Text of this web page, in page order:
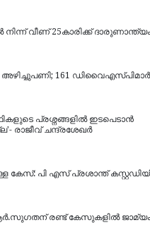
വീണ് 25കാരിക്ക് ദാരുണാന്ത്യം
161 ഡിവൈഎസ്പിമാര്‍ക്ക്
പ്രശ്നങ്ങളിൽ ഇടപെടാൻ
രാജീവ് ചന്ദ്രശേഖർ
പി എസ് പ്രശാന്ത്
രണ്ട് കേസുകളില്‍ ജാമ്യം